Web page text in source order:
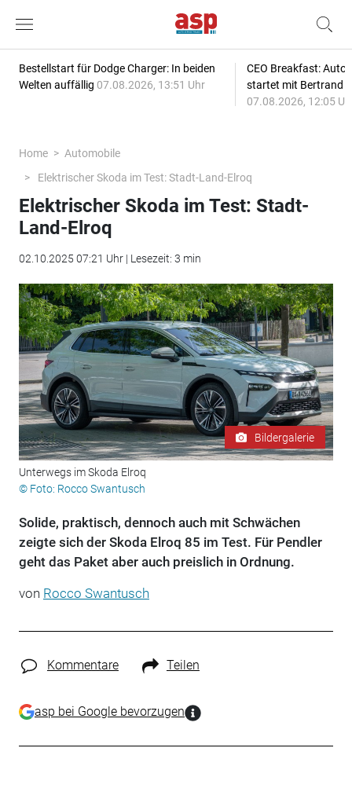
Bestellstart für Dodge Charger: In beiden
Welten auffällig 07.08.2026, 13:51 Uhr
CEO Breakfast:
startet mit Bertrand
07.08.2026, 12:05
Home
Automobile
Elektrischer Skoda im Test: Stadt-Land-Elroq
Elektrischer Skoda im Test: Stadt-
Land-Elroq
02.10.2025 07:21 Uhr | Lesezeit: 3 min
Bildergalerie
Unterwegs im Skoda Elroq
© Foto: Rocco Swantusch
Solide, praktisch, dennoch auch mit Schwächen
zeigte sich der Skoda Elroq 85 im Test. Für Pendler
geht das Paket aber auch preislich in Ordnung.
von Rocco Swantusch
Kommentare Teilen
asp bei Google bevorzugen